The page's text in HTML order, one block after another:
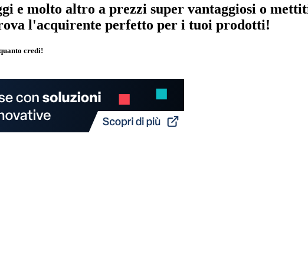
e molto altro a prezzi super vantaggiosi o
l'acquirente perfetto per i tuoi prodotti!
credi!